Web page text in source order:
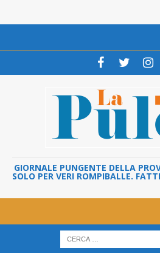
GIORNALE PUNGENTE DELLA
SOLO PER VERI ROMPIBALLE.